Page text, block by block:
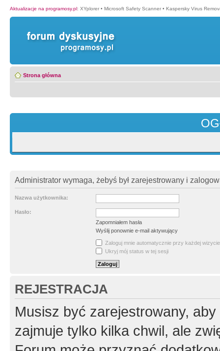
Aktualizacje na programosy.pl: XYplorer • Microsoft Safety Scanner • Kaspersky Virus
Strona główna
Administrator wymaga, żebyś był zarejestrowany i
Nazwa użytkownika:
Hasło:
Zapomniałem hasła
Wyślij ponownie e-mail aktywujący
Zaloguj mnie automatycznie przy każdej wizycie
Ukryj mój status w tej sesji
REJESTRACJA
Musisz być zarejestrowany,
zajmuje tylko kilka chwil, ale